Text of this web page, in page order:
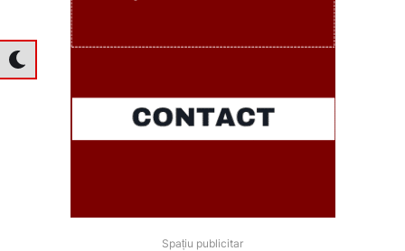
Spațiu publicitar